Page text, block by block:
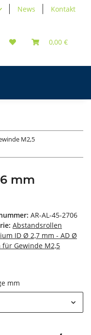
News Kontakt
0,00 €
M2,5
mm
AR-AL-45-2706
Abstandsrollen
ID Ø 2,7 mm - AD Ø
für Gewinde M2,5
mm